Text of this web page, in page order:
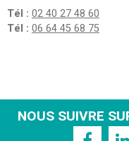
Tél : 02 40 27 48 60
Tél : 06 64 45 68 75
NOUS SUIVRE